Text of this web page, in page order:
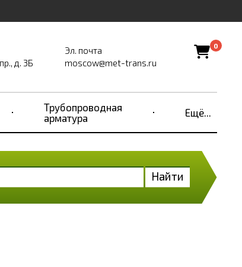
д. 3Б
Эл. почта
moscow@met-trans.ru
0
Трубопроводная
арматура
Ещё...
Найти